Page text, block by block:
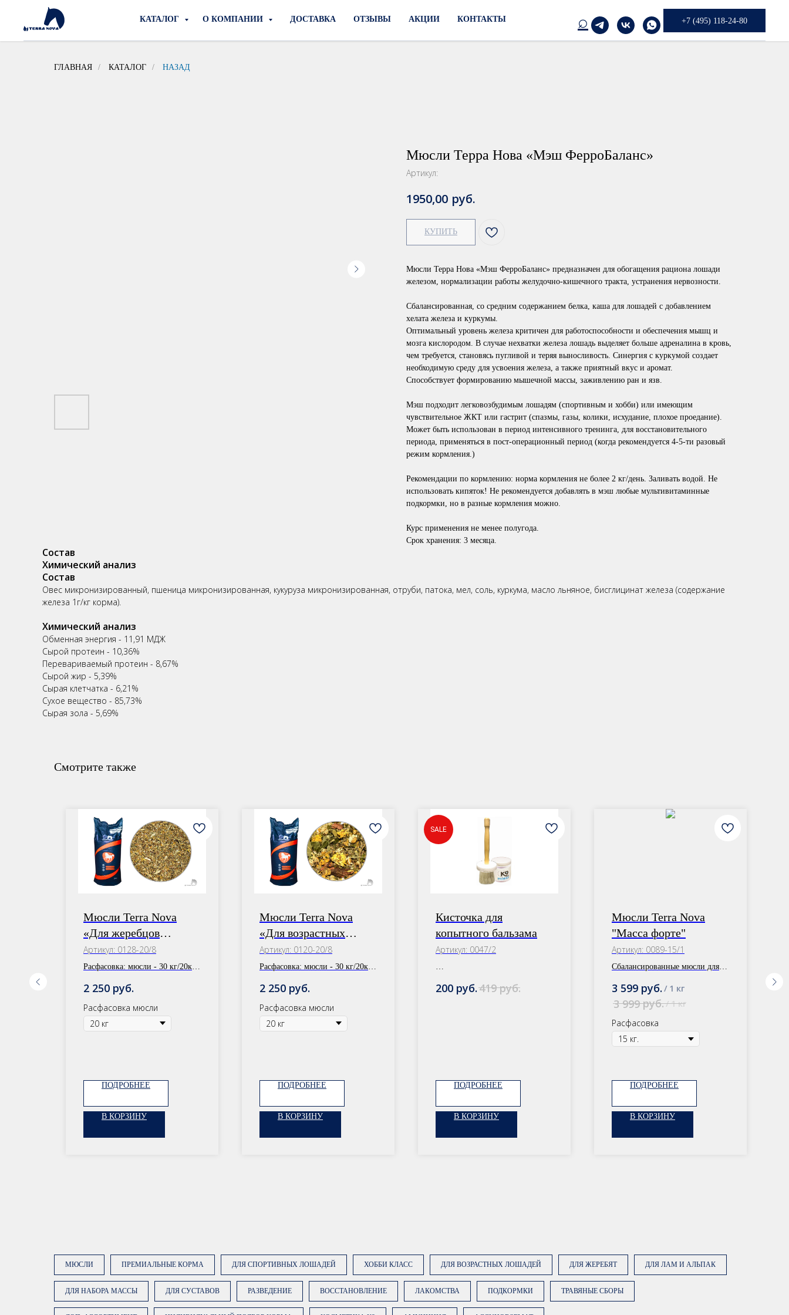
КАТАЛОГ О КОМПАНИИ ДОСТАВКА ОТЗЫВЫ АКЦИИ КОНТАКТЫ ⌕ +7 (495) 118-24-80
ГЛАВНАЯ / КАТАЛОГ / НАЗАД
Мюсли Терра Нова «Мэш ФерроБаланс»
Артикул:
1950,00 руб.
КУПИТЬ
Мюсли Терра Нова «Мэш ФерроБаланс» предназначен для обогащения рациона лошади
железом, нормализации работы желудочно-кишечного тракта, устранения нервозности.
Сбалансированная, со средним содержанием белка, каша для лошадей с добавлением
хелата железа и куркумы.
Оптимальный уровень железа критичен для работоспособности и обеспечения мышц и
мозга кислородом. В случае нехватки железа лошадь выделяет больше адреналина в кровь,
чем требуется, становясь пугливой и теряя выносливость. Синергия с куркумой создает
необходимую среду для усвоения железа, а также приятный вкус и аромат.
Способствует формированию мышечной массы, заживлению ран и язв.
Мэш подходит легковозбудимым лошадям (спортивным и хобби) или имеющим
чувствительное ЖКТ или гастрит (спазмы, газы, колики, исхудание, плохое проедание).
Может быть использован в период интенсивного тренинга, для восстановительного
периода, применяться в пост-операционный период (когда рекомендуется 4-5-ти разовый
режим кормления.)
Рекомендации по кормлению: норма кормления не более 2 кг/день. Заливать водой. Не
использовать кипяток! Не рекомендуется добавлять в мэш любые мультивитаминные
подкормки, но в разные кормления можно.
Курс применения не менее полугода.
Срок хранения: 3 месяца.
Состав
Химический анализ
Состав
Овес микронизированный, пшеница микронизированная, кукуруза микронизированная, отруби, патока, мел, соль, куркума, масло льняное, бисглицинат железа (содержание
железа 1г/кг корма).
Химический анализ
Обменная энергия - 11,91 МДЖ
Сырой протеин - 10,36%
Перевариваемый протеин - 8,67%
Сырой жир - 5,39%
Сырая клетчатка - 6,21%
Сухое вещество - 85,73%
Сырая зола - 5,69%
Смотрите также
Мюсли Terra Nova
«Для жеребцов
производителей» +
Суставный сбор
Артикул: 0128-20/8
Расфасовка: мюсли - 30 кг/20кг,
2 250 руб.
Расфасовка мюсли
ПОДРОБНЕЕ
В КОРЗИНУ
Мюсли Terra Nova
«Для возрастных
лошадей» +
Успокоительный сбор
Артикул: 0120-20/8
Расфасовка: мюсли - 30 кг/20кг,
2 250 руб.
Расфасовка мюсли
ПОДРОБНЕЕ
В КОРЗИНУ
SALE
Кисточка для
копытного бальзама
Артикул: 0047/2
200 руб.419 руб.
ПОДРОБНЕЕ
В КОРЗИНУ
Мюсли Terra Nova
"Масса форте"
Артикул: 0089-15/1
Сбалансированные мюсли для
добавлением суперфуда-
хлореллы и большим
набора массы и выносливости.
3 599 руб. / 1 кг
3 999 руб./1 кг
Расфасовка
ПОДРОБНЕЕ
В КОРЗИНУ
МЮСЛИ ПРЕМИАЛЬНЫЕ КОРМА ДЛЯ СПОРТИВНЫХ ЛОШАДЕЙ ХОББИ КЛАСС ДЛЯ ВОЗРАСТНЫХ ЛОШАДЕЙ ДЛЯ ЖЕРЕБЯТ ДЛЯ ЛАМ И АЛЬПАК
ДЛЯ НАБОРА МАССЫ ДЛЯ СУСТАВОВ РАЗВЕДЕНИЕ ВОССТАНОВЛЕНИЕ ЛАКОМСТВА ПОДКОРМКИ ТРАВЯНЫЕ СБОРЫ
Наши менеджеры подберут сбалансированный
ОСТАВЬТЕ ЗАЯВКУ